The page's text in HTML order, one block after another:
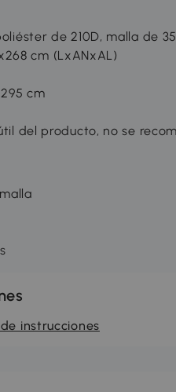
de 210D, malla de
cm (LxANxAL)
cm
del producto, no se
instrucciones